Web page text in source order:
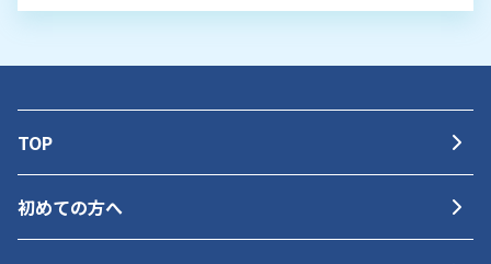
TOP
初めての方へ